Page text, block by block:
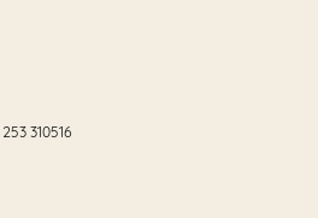
253 310516